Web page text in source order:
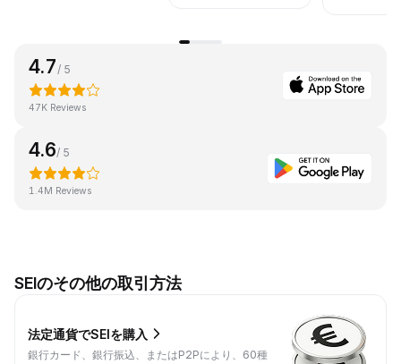
4.7/ 5
47K Reviews
4.6/ 5
1.4M Reviews
SEIのその他の取引方法
法定通貨でSEIを購入
銀行カード、銀行振込、またはP2Pにより、60種